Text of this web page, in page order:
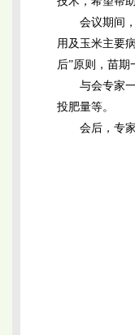
会议期间
用及玉米主要
后”原则，苗
与会专家
投肥量等。
会后，专